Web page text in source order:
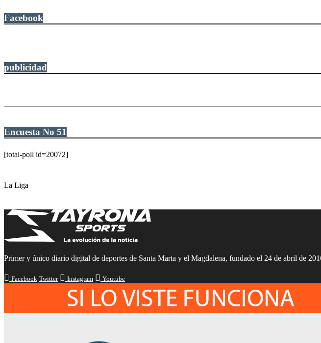
Facebook
publicidad
Encuesta No 51
[total-poll id=20072]
La Liga
Primer y único diario digital de deportes de Santa Marta y el Magdalena, fundado el 24 de abril de
Facebook Twitter Instagram Youtube